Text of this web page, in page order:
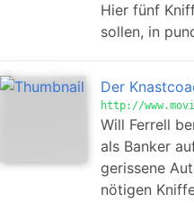
Hier fünf
sollen, in
Der
http://
Will Ferrell
als Banker
gerissene
nötigen